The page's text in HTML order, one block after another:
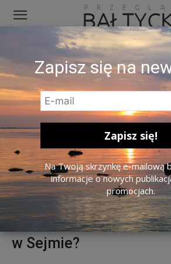
Ewelina
Ewelina Dobrowolska:
społeczniczka, polityk.
człowieka zagoszczą
w Sejmie?
Zapisz się na
Na Twoją skrzynkę e-mailową
informacje o nowych
promocjach.